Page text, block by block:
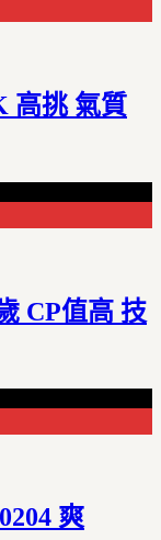
高挑 氣質
CP值高 技
爽